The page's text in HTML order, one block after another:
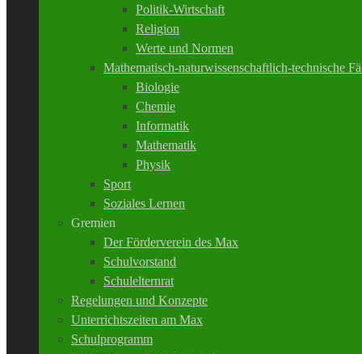
Politik-Wirtschaft
Religion
Werte und Normen
Mathematisch-naturwissenschaftlich-technische
Biologie
Chemie
Informatik
Mathematik
Physik
Sport
Soziales Lernen
Gremien
Der Förderverein des Max
Schulvorstand
Schulelternrat
Regelungen und Konzepte
Unterrichtszeiten am Max
Schulprogramm